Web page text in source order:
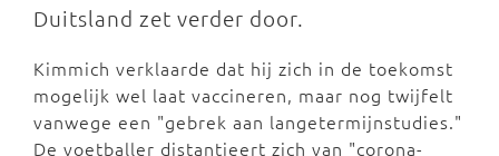
Duitsland zet verder door.
Kimmich verklaarde dat hij zich in de toekomst
mogelijk wel laat vaccineren, maar nog twijfelt
vanwege een "gebrek aan langetermijnstudies."
De voetballer distantieert zich van "corona-